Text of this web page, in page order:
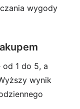
wygody
1 do 5, a
wynik